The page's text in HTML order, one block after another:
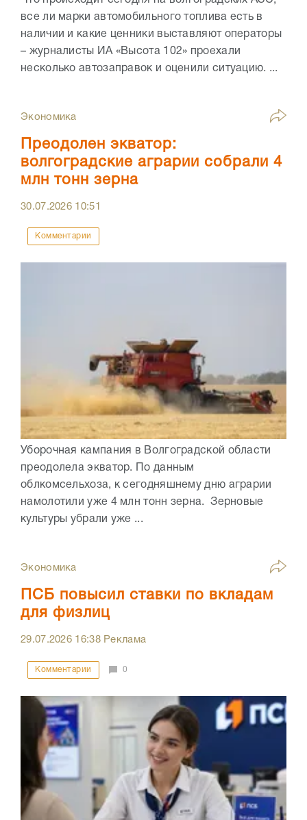
все ли марки автомобильного топлива есть в
наличии и какие ценники выставляют операторы
– журналисты ИА «Высота 102» проехали
несколько автозаправок и оценили ситуацию. ...
Экономика
Преодолен экватор:
волгоградские аграрии собрали 4
млн тонн зерна
30.07.2026 10:51
Комментарии
Уборочная кампания в Волгоградской области
преодолела экватор. По данным
облкомсельхоза, к сегодняшнему дню аграрии
намолотили уже 4 млн тонн зерна. Зерновые
культуры убрали уже ...
Экономика
ПСБ повысил ставки по вкладам
для физлиц
29.07.2026 16:38Реклама
Комментарии 0